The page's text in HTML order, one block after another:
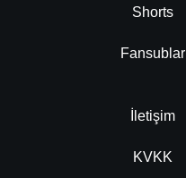
Shorts
Fansublar
İletişim
KVKK